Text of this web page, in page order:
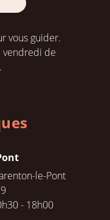
vous guider.
vendredi de
le-Pont
- 18h00